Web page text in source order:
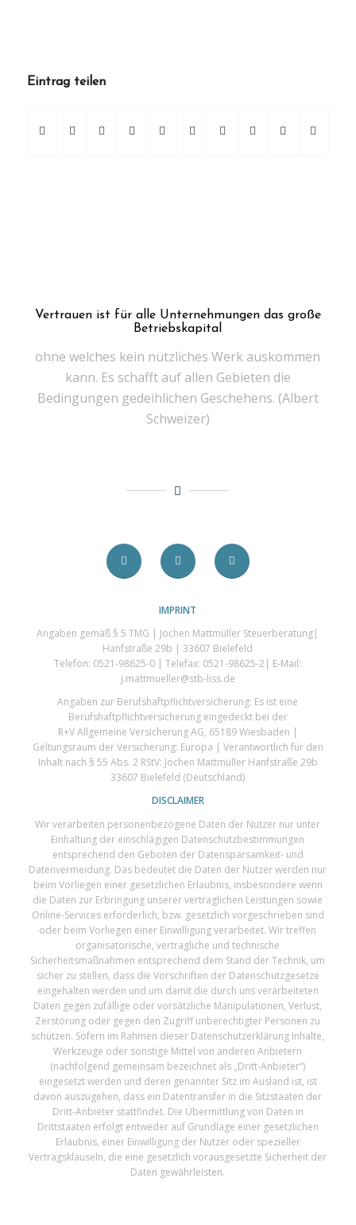
Eintrag teilen
Vertrauen ist für alle Unternehmungen das große
Betriebskapital
ohne welches kein nützliches Werk auskommen
kann. Es schafft auf allen Gebieten die
Bedingungen gedeihlichen Geschehens. (Albert
Schweizer)
IMPRINT
Angaben gemäß § 5 TMG | Jochen Mattmüller Steuerberatung|
Hanfstraße 29b | 33607 Bielefeld
Telefon: 0521-98625-0 | Telefax: 0521-98625-2| E-Mail:
j.mattmueller@stb-liss.de
Angaben zur Berufshaftpflichtversicherung: Es ist eine
Berufshaftpflichtversicherung eingedeckt bei der
R+V Allgemeine Versicherung AG, 65189 Wiesbaden |
Geltungsraum der Versicherung: Europa | Verantwortlich für den
Inhalt nach § 55 Abs. 2 RStV: Jochen Mattmüller Hanfstraße 29b
33607 Bielefeld (Deutschland)
DISCLAIMER
Wir verarbeiten personenbezogene Daten der Nutzer nur unter
Einhaltung der einschlägigen Datenschutzbestimmungen
entsprechend den Geboten der Datensparsamkeit- und
Datenvermeidung. Das bedeutet die Daten der Nutzer werden nur
beim Vorliegen einer gesetzlichen Erlaubnis, insbesondere wenn
die Daten zur Erbringung unserer vertraglichen Leistungen sowie
Online-Services erforderlich, bzw. gesetzlich vorgeschrieben sind
oder beim Vorliegen einer Einwilligung verarbeitet. Wir treffen
organisatorische, vertragliche und technische
Sicherheitsmaßnahmen entsprechend dem Stand der Technik, um
sicher zu stellen, dass die Vorschriften der Datenschutzgesetze
eingehalten werden und um damit die durch uns verarbeiteten
Daten gegen zufällige oder vorsätzliche Manipulationen, Verlust,
Zerstörung oder gegen den Zugriff unberechtigter Personen zu
schützen. Sofern im Rahmen dieser Datenschutzerklärung Inhalte,
Werkzeuge oder sonstige Mittel von anderen Anbietern
(nachfolgend gemeinsam bezeichnet als „Dritt-Anbieter“)
eingesetzt werden und deren genannter Sitz im Ausland ist, ist
davon auszugehen, dass ein Datentransfer in die Sitzstaaten der
Dritt-Anbieter stattfindet. Die Übermittlung von Daten in
Drittstaaten erfolgt entweder auf Grundlage einer gesetzlichen
Erlaubnis, einer Einwilligung der Nutzer oder spezieller
Vertragsklauseln, die eine gesetzlich vorausgesetzte Sicherheit der
Daten gewährleisten.